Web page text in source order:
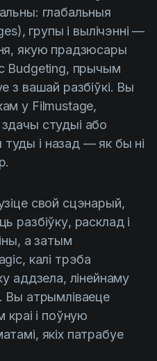
глабальныя
групы і вылічэнні —
якую прадзюсары
Budgeting, прычым
з вашай разбіўкі. Вы
у Filmustage,
студыі або
і назад — як бы ні
свой сцэнарый,
разбіўку, расклад і
а затым
калі трэба
аддзела, лінейнаму
Вы атрымліваеце
краі і поўную
якіх патрабуе